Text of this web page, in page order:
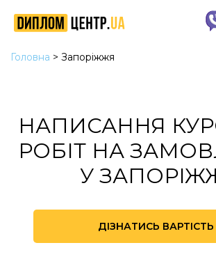
Головна > Запоріжжя
НАПИСАННЯ
РОБІТ НА
У
ДІЗНАТИСЬ ВАРТІСТЬ